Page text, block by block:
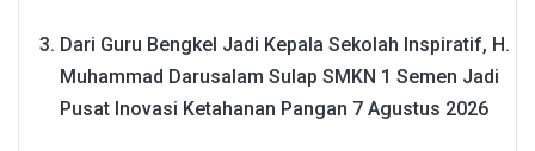
Dari Guru Bengkel Jadi Kepala Sekolah Inspiratif, H.
Muhammad Darusalam Sulap SMKN 1 Semen Jadi
Pusat Inovasi Ketahanan Pangan 7 Agustus 2026